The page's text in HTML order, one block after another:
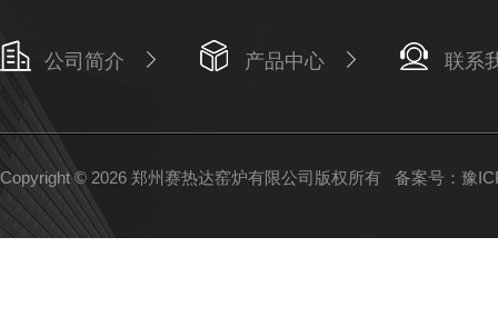
公司简介 产品中心 联系
Copyright © 2026 郑州赛热达窑炉有限公司版权所有 备案号：豫